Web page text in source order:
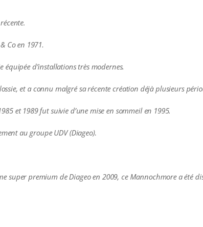
Co en 1971.
d’installations très modernes.
et a connu malgré sa récente création déjà plusieurs
et 1989 fut suivie d’une mise en sommeil en 1995.
au groupe UDV (Diageo).
super premium de Diageo en 2009, ce Mannochmore a été